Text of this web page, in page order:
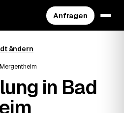
Anfragen
ändern
in Bad